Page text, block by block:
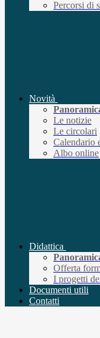
Percorsi di
Novità
Le notizie
Le circolari
Calendario
Albo online
Didattica
Offerta
I progetti
Documenti utili
Contatti